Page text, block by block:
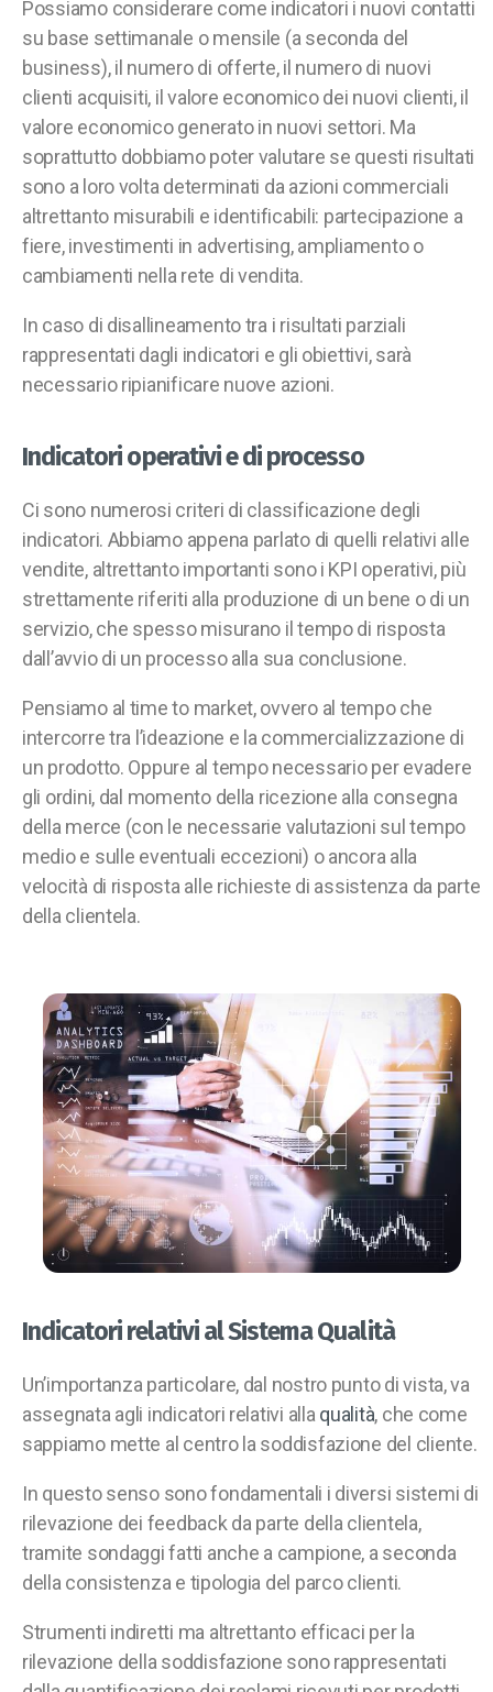
Possiamo considerare come indicatori i nuovi contatti
su base settimanale o mensile (a seconda del
business), il numero di offerte, il numero di nuovi
clienti acquisiti, il valore economico dei nuovi clienti, il
valore economico generato in nuovi settori. Ma
soprattutto dobbiamo poter valutare se questi risultati
sono a loro volta determinati da azioni commerciali
altrettanto misurabili e identificabili: partecipazione a
fiere, investimenti in advertising, ampliamento o
cambiamenti nella rete di vendita.
In caso di disallineamento tra i risultati parziali
rappresentati dagli indicatori e gli obiettivi, sarà
necessario ripianificare nuove azioni.
Indicatori operativi e di processo
Ci sono numerosi criteri di classificazione degli
indicatori. Abbiamo appena parlato di quelli relativi alle
vendite, altrettanto importanti sono i KPI operativi, più
strettamente riferiti alla produzione di un bene o di un
servizio, che spesso misurano il tempo di risposta
dall’avvio di un processo alla sua conclusione.
Pensiamo al time to market, ovvero al tempo che
intercorre tra l’ideazione e la commercializzazione di
un prodotto. Oppure al tempo necessario per evadere
gli ordini, dal momento della ricezione alla consegna
della merce (con le necessarie valutazioni sul tempo
medio e sulle eventuali eccezioni) o ancora alla
velocità di risposta alle richieste di assistenza da parte
della clientela.
Indicatori relativi al Sistema Qualità
Un’importanza particolare, dal nostro punto di vista, va
assegnata agli indicatori relativi alla qualità, che come
sappiamo mette al centro la soddisfazione del cliente.
In questo senso sono fondamentali i diversi sistemi di
rilevazione dei feedback da parte della clientela,
tramite sondaggi fatti anche a campione, a seconda
della consistenza e tipologia del parco clienti.
Strumenti indiretti ma altrettanto efficaci per la
rilevazione della soddisfazione sono rappresentati